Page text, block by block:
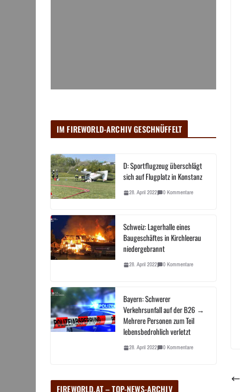
IM FIREWORLD-ARCHIV GESCHNÜFFELT
D: Sportflugzeug überschlägt
sich auf Flugplatz in Konstanz
28. April 2022 0 Kommentare
Schweiz: Lagerhalle eines
Baugeschäftes in Kirchleerau
niedergebrannt
28. April 2022 0 Kommentare
Bayern: Schwerer
Verkehrsunfall auf der B26 →
Mehrere Personen zum Teil
lebensbedrohlich verletzt
28. April 2022 0 Kommentare
FIREWORLD.AT – TOP-NEWS-ARCHIV